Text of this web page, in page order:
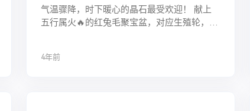
气温骤降，时下暖心的晶石最受欢迎！ 献上
五行属火🔥的红兔毛聚宝盆，对应生殖轮，象
暖心又聚财，收了的宝们都...
4年前